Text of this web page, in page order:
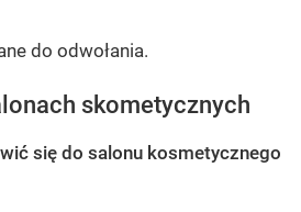
do odwołania.
skometycznych
się do salonu kosmetycznego